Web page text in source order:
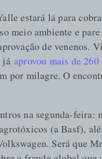
estará lá para
meio ambiente e
de venenos.
já aprovou mais de
por milagre. O
na segunda-feira:
(a Basf),
Será que